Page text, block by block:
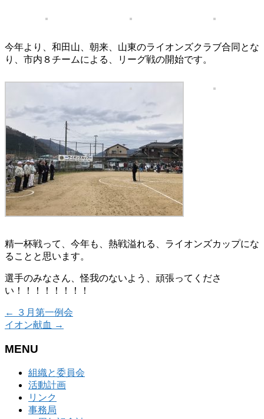
今年より、和田山、朝来、山東のライオンズクラブ合同とな
り、市内８チームによる、リーグ戦の開始です。
精一杯戦って、今年も、熱戦溢れる、ライオンズカップにな
ることと思います。
選手のみなさん、怪我のないよう、頑張ってくださ
い！！！！！！！！
←
３月第一例会
イオン献血 →
MENU
組織と委員会
活動計画
リンク
事務局